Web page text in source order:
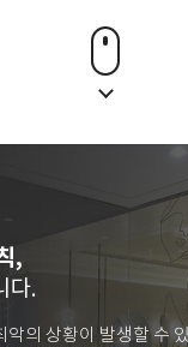
,
다.
악의 상황이 발생할 수